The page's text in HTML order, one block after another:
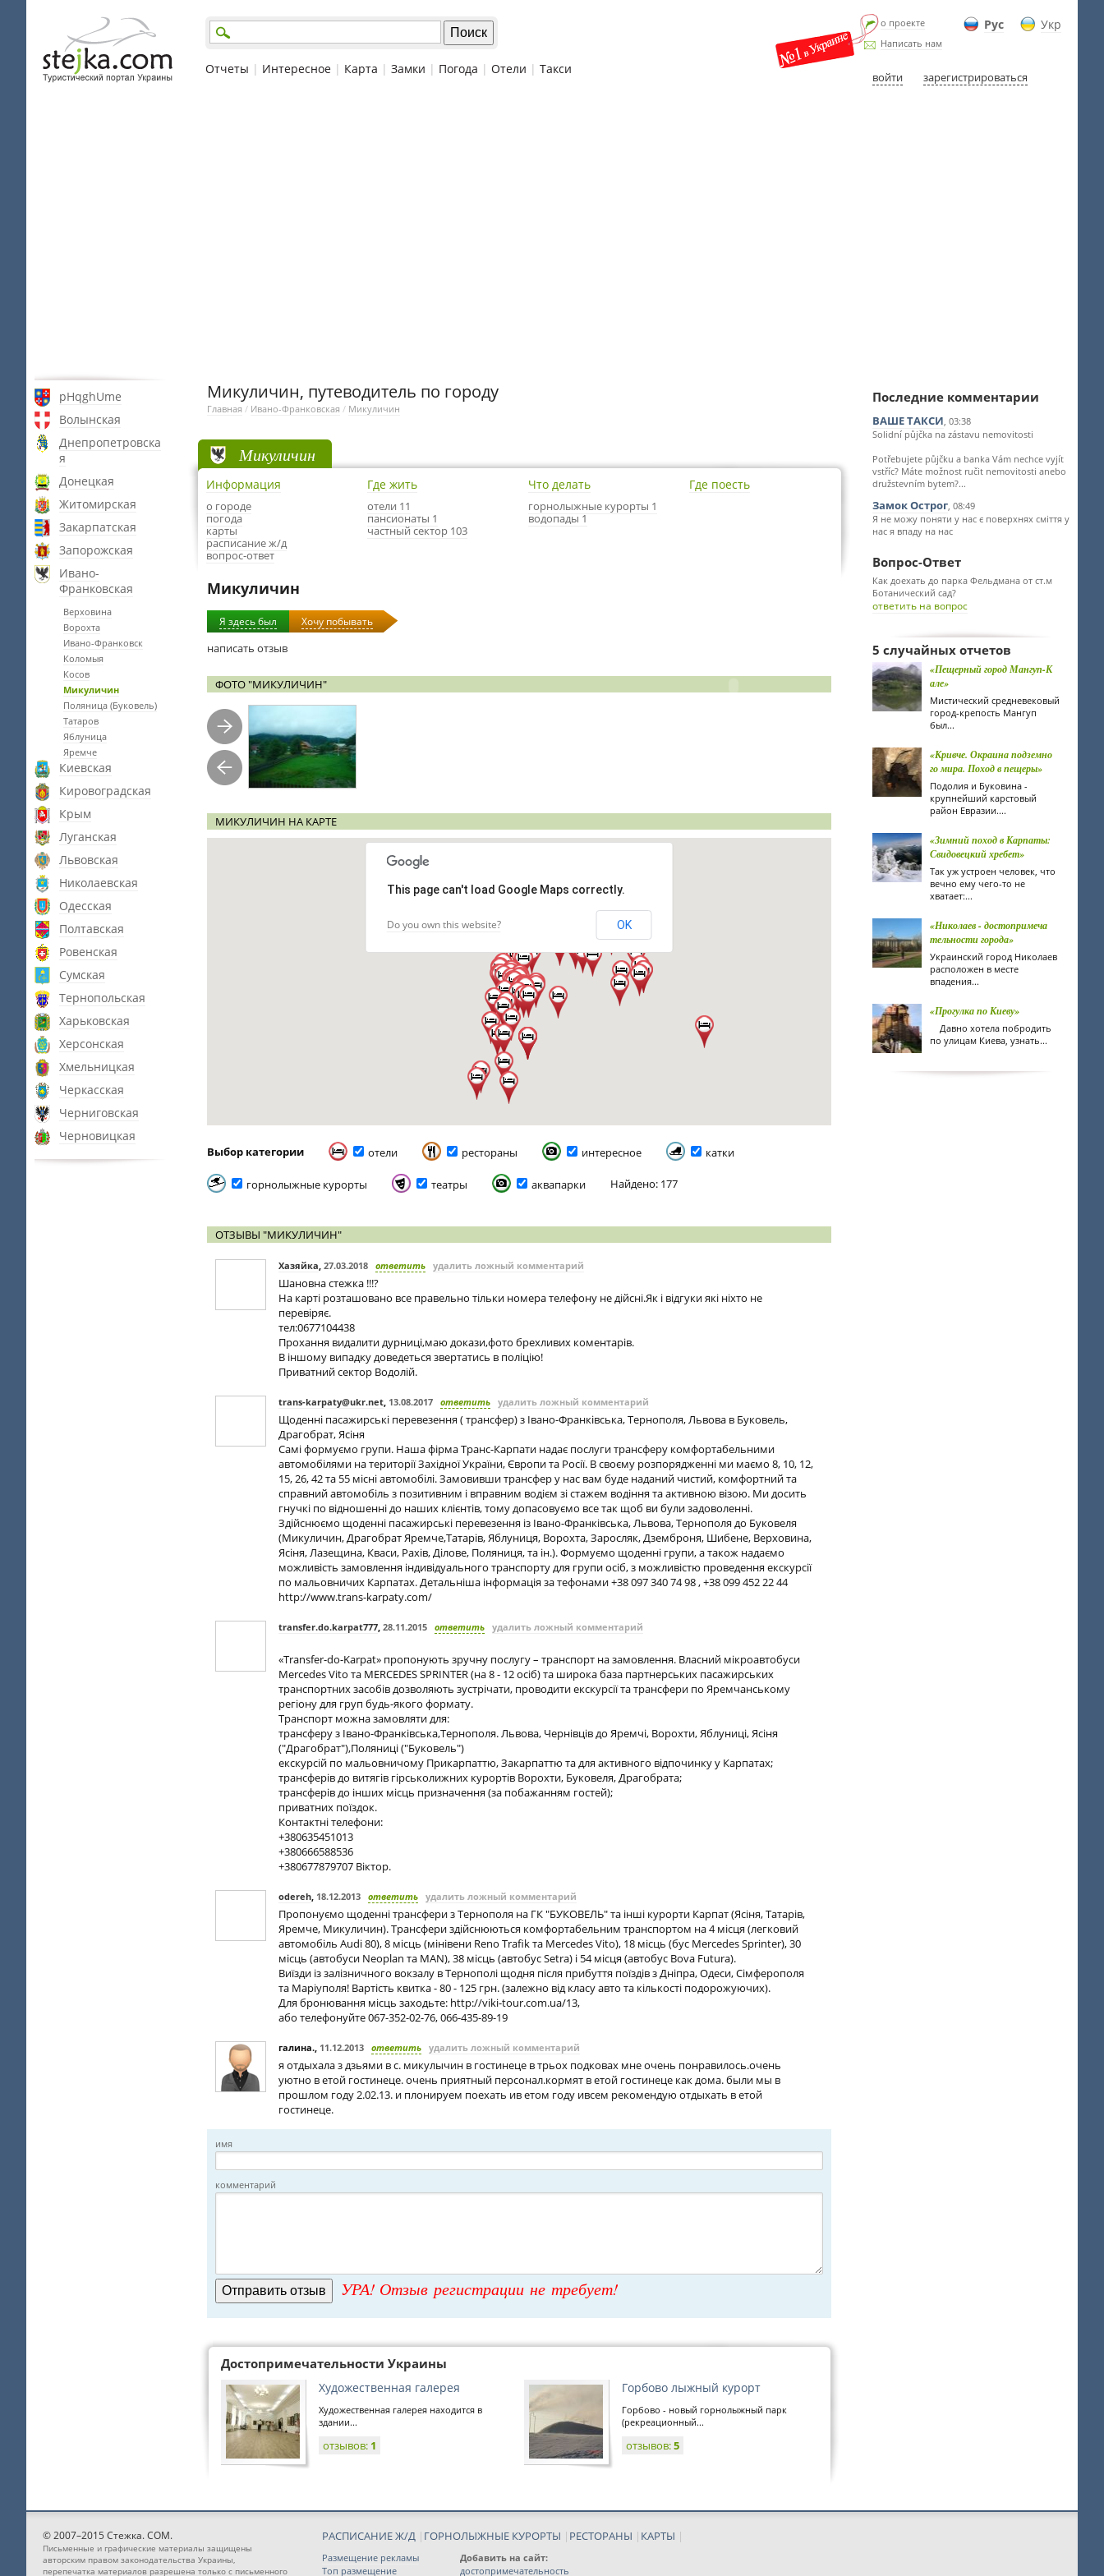
Рус Укр
о проекте
Написать нам
войти зарегистрироваться
Отчеты | Интересное | Карта | Замки | Погода | Отели | Такси
pHqghUme
Волынская
Днепропетровска
я
Донецкая
Житомирская
Закарпатская
Запорожская
Ивано-
Франковская
Верховина
Ворохта
Ивано-Франковск
Коломыя
Косов
Микуличин
Поляница (Буковель)
Татаров
Яблуница
Яремче
Киевская
Кировоградская
Крым
Луганская
Львовская
Николаевская
Одесская
Полтавская
Ровенская
Сумская
Тернопольская
Харьковская
Херсонская
Хмельницкая
Черкасская
Черниговская
Черновицкая
Микуличин, путеводитель по городу
Главная / Ивано-Франковская / Микуличин
Микуличин
Информация
о городе
погода
карты
расписание ж/д
вопрос-ответ
Где жить
отели 11
пансионаты 1
частный сектор 103
Что делать
горнолыжные курорты 1
водопады 1
Где поесть
Микуличин
Я здесь был Хочу побывать
написать отзыв
ФОТО "МИКУЛИЧИН"
МИКУЛИЧИН НА КАРТЕ
This page can't load Google Maps correctly.
Do you own this website? OK
Выбор категории отели рестораны интересное катки
горнолыжные курорты театры аквапарки Найдено: 177
ОТЗЫВЫ "МИКУЛИЧИН"
Хазяйка, 27.03.2018 ответить удалить ложный комментарий
Шановна стежка !!!?
На карті розташовано все правельно тільки номера телефону не дійсні.Як і відгуки які ніхто не
перевіряє.
тел:0677104438
Прохання видалити дурниці,маю докази,фото брехливих коментарів.
В іншому випадку доведеться звертатись в поліцію!
Приватний сектор Водолій.
trans-karpaty@ukr.net, 13.08.2017 ответить удалить ложный комментарий
Щоденні пасажирські перевезення ( трансфер) з Івано-Франківська, Тернополя, Львова в Буковель,
Драгобрат, Ясіня
Самі формуємо групи. Наша фірма Транс-Карпати надає послуги трансферу комфортабельними
автомобілями на території Західної України, Європи та Росії. В своєму розпорядженні ми маємо 8, 10, 12,
15, 26, 42 та 55 місні автомобілі. Замовивши трансфер у нас вам буде наданий чистий, комфортний та
справний автомобіль з позитивним і вправним водієм зі стажем водіння та активною візою. Ми досить
гнучкі по відношенні до наших клієнтів, тому допасовуємо все так щоб ви були задоволенні.
Здійснюємо щоденні пасажирські перевезення із Івано-Франківська, Львова, Тернополя до Буковеля
(Микуличин, Драгобрат Яремче,Татарів, Яблуниця, Ворохта, Заросляк, Дземброня, Шибене, Верховина,
Ясіня, Лазещина, Кваси, Рахів, Ділове, Поляниця, та ін.). Формуємо щоденні групи, а також надаємо
можливість замовлення індивідуального транспорту для групи осіб, з можливістю проведення екскурсії
по мальовничих Карпатах. Детальніша інформація за тефонами +38 097 340 74 98 , +38 099 452 22 44
http://www.trans-karpaty.com/
transfer.do.karpat777, 28.11.2015 ответить удалить ложный комментарий
«Transfer-do-Karpat» пропонують зручну послугу – транспорт на замовлення. Власний мікроавтобуси
Mercedes Vito та MERCEDES SPRINTER (на 8 - 12 осіб) та широка база партнерських пасажирських
транспортних засобів дозволяють зустрічати, проводити екскурсії та трансфери по Яремчанському
регіону для груп будь-якого формату.
Транспорт можна замовляти для:
трансферу з Івано-Франківська,Тернополя. Львова, Чернівців до Яремчі, Ворохти, Яблуниці, Ясіня
("Драгобрат"),Поляниці ("Буковель")
екскурсій по мальовничому Прикарпаттю, Закарпаттю та для активного відпочинку у Карпатах;
трансферів до витягів гірськолижних курортів Ворохти, Буковеля, Драгобрата;
трансферів до інших місць призначення (за побажанням гостей);
приватних поїздок.
Контактні телефони:
+380635451013
+380666588536
+380677879707 Віктор.
odereh, 18.12.2013 ответить удалить ложный комментарий
Пропонуємо щоденні трансфери з Тернополя на ГК "БУКОВЕЛЬ" та інші курорти Карпат (Ясіня, Татарів,
Яремче, Микуличин). Трансфери здійснюються комфортабельним транспортом на 4 місця (легковий
автомобіль Audi 80), 8 місць (мінівени Reno Trafik та Mercedes Vito), 18 місць (бус Mercedes Sprinter), 30
місць (автобуси Neoplan та MAN), 38 місць (автобус Setra) і 54 місця (автобус Bova Futura).
Виїзди із залізничного вокзалу в Тернополі щодня після прибуття поїздів з Дніпра, Одеси, Сімферополя
та Маріуполя! Вартість квитка - 80 - 125 грн. (залежно від класу авто та кількості подорожуючих).
Для бронювання місць заходьте: http://viki-tour.com.ua/13,
або телефонуйте 067-352-02-76, 066-435-89-19
галина., 11.12.2013 ответить удалить ложный комментарий
я отдыхала з дзьями в с. микулычин в гостинеце в трьох подковах мне очень понравилось.очень
уютно в етой гостинеце. очень приятный персонал.кормят в етой гостинеце как дома. были мы в
прошлом году 2.02.13. и плонируем поехать ив етом году ивсем рекомендую отдыхать в етой
гостинеце.
имя
комментарий
УРА! Отзыв регистрации не требует!
Достопримечательности Украины
Художественная галерея
Художественная галерея находится в
здании...
отзывов: 1
Горбово лыжный курорт
Горбово - новый горнолыжный парк
(рекреационный...
отзывов:5
Последние комментарии
ВАШЕ ТАКСИ, 03:38
Solidní půjčka na zástavu nemovitosti
Potřebujete půjčku a banka Vám nechce vyjít
vstříc? Máte možnost ručit nemovitosti anebo
družstevním bytem?...
Замок Острог, 08:49
Я не можу поняти у нас є поверхнях сміття у
нас я впаду на нас
Вопрос-Ответ
Как доехать до парка Фельдмана от ст.м
Ботанический сад?
ответить на вопрос
5 случайных отчетов
«Пещерный город Мангуп-К
але»
Мистический средневековый
город-крепость Мангуп
был...
«Кривче. Окраина подземно
го мира. Поход в пещеры»
Подолия и Буковина -
крупнейший карстовый
район Евразии....
«Зимний поход в Карпаты:
Свидовецкий хребет»
Так уж устроен человек, что
вечно ему чего-то не
хватает:...
«Николаев - достопримеча
тельности города»
Украинский город Николаев
расположен в месте
впадения...
«Прогулка по Киеву»
Давно хотела побродить
по улицам Киева, узнать...
© 2007–2015 Стежка. COM.
Письменные и графические материалы защищены
авторским правом законодательства Украины,
перепечатка материалов разрешена только с письменного
РАСПИСАНИЕ Ж/Д | ГОРНОЛЫЖНЫЕ КУРОРТЫ | РЕСТОРАНЫ | КАРТЫ |
Размещение рекламы
Топ размещение
Добавить на сайт:
достопримечательность